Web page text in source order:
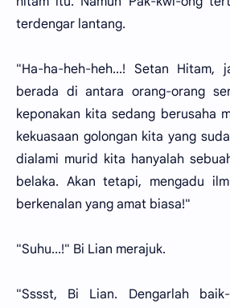
terdengar lantang.
"Ha-ha-heh-heh...! Setan Hitam,
berada di antara orang-orang
keponakan kita sedang berusaha
kekuasaan golongan kita yang
dialami murid kita hanyalah
belaka. Akan tetapi, mengadu
berkenalan yang amat biasa!"
"Suhu...!" Bi Lian merajuk.
"Sssst, Bi Lian. Dengarlah